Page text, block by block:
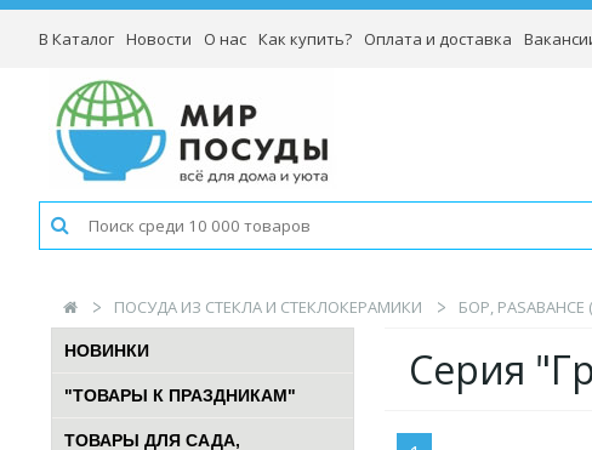
В Каталог Новости О нас Как купить? Оплата и доставка
ПОСУДА ИЗ СТЕКЛА И СТЕКЛОКЕРАМИКИ БОР,
НОВИНКИ
"ТОВАРЫ К ПРАЗДНИКАМ"
ТОВАРЫ ДЛЯ САДА,
Серия